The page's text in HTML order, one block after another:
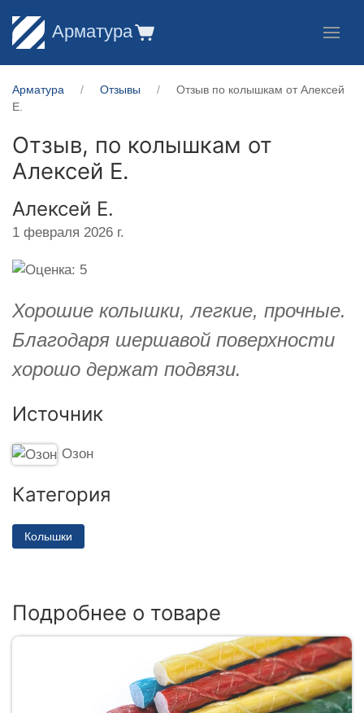
Арматура
Арматура Отзывы
Отзыв по колышкам от Алексей
Е.
Отзыв, по колышкам от
Алексей Е.
Алексей Е.
1 февраля 2026 г.
Хорошие колышки, легкие, прочные.
Благодаря шершавой поверхности
хорошо держат подвязи.
Источник
Озон
Категория
Колышки
Подробнее о товаре